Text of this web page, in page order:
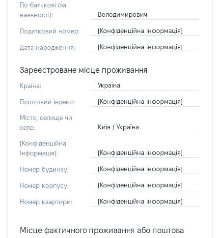
По батькові (за
наявності):
Володимирович
Податковий номер: [Конфіденційна інформація]
Дата народження: [Конфіденційна інформація]
Зареєстроване місце проживання
Країна: Україна
Поштовий індекс: [Конфіденційна інформація]
Місто, селище чи
село:
Київ / Україна
[Конфіденційна
Інформація]:
[Конфіденційна інформація]
Номер будинку: [Конфіденційна інформація]
Номер корпусу: [Конфіденційна інформація]
Номер квартири: [Конфіденційна інформація]
Місце фактичного проживання або поштова